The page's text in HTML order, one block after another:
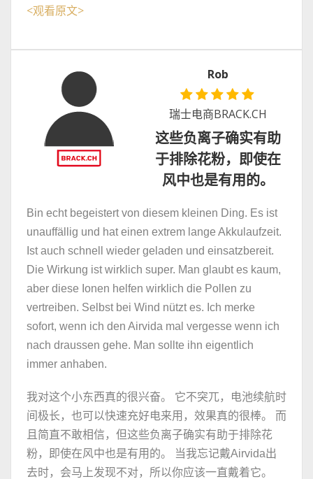
<观看原文>
Rob
瑞士电商BRACK.CH
这些负离子确实有助
于排除花粉，即使在
风中也是有用的。
Bin echt begeistert von diesem kleinen Ding. Es ist
unauffällig und hat einen extrem lange Akkulaufzeit.
Ist auch schnell wieder geladen und einsatzbereit.
Die Wirkung ist wirklich super. Man glaubt es kaum,
aber diese Ionen helfen wirklich die Pollen zu
vertreiben. Selbst bei Wind nützt es. Ich merke
sofort, wenn ich den Airvida mal vergesse wenn ich
nach draussen gehe. Man sollte ihn eigentlich
immer anhaben.
我对这个小东西真的很兴奋。 它不突兀，电池续航时
间极长，也可以快速充好电来用，效果真的很棒。 而
且简直不敢相信，但这些负离子确实有助于排除花
粉，即使在风中也是有用的。 当我忘记戴Airvida出
去时，会马上发现不对，所以你应该一直戴着它。